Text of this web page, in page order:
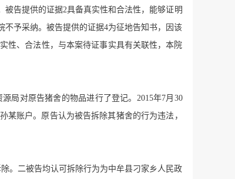
告提供的证据2具备真实性和合法性，能够证明
予采纳。被告提供的证据4为征地告知书，因该
性、合法性，与本案待证事实具有关联性，本院
局对原告猪舍的物品进行了登记。2015年7月30
某账户。原告认为被告拆除其猪舍的行为违法，
。二被告均认可拆除行为为中牟县刁家乡人民政